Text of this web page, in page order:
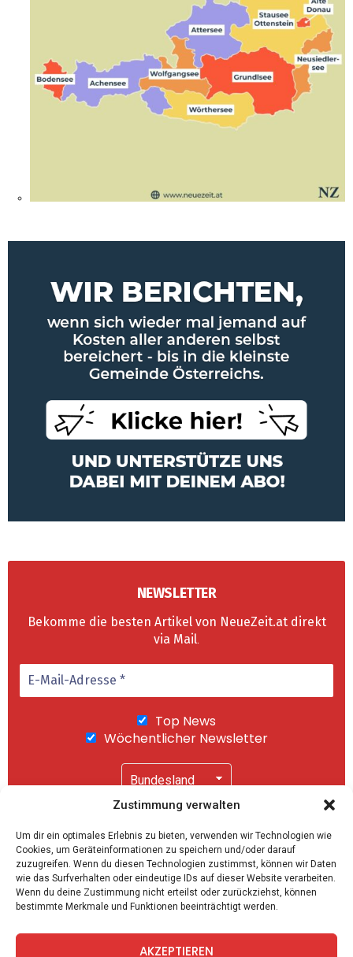
Zustimmung verwalten
Um dir ein optimales Erlebnis zu bieten, verwenden wir Technologien wie
Cookies, um Geräteinformationen zu speichern und/oder darauf
zuzugreifen. Wenn du diesen Technologien zustimmst, können wir Daten
wie das Surfverhalten oder eindeutige IDs auf dieser Website verarbeiten.
Wenn du deine Zustimmung nicht erteilst oder zurückziehst, können
bestimmte Merkmale und Funktionen beeinträchtigt werden.
AKZEPTIEREN
NEWSLETTER
Bekomme die besten Artikel von NeueZeit.at direkt
via Mail.
Top News
Wöchentlicher Newsletter
"Abonnieren" akzeptierst Du unsere
Datenschutzerklärung.